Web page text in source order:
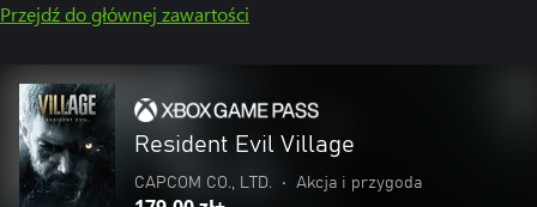
Przejdź do głównej zawartości
Resident Evil Village
CAPCOM CO., LTD. • Akcja i przygoda